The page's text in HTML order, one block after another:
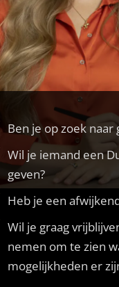
Ben je op zoek
Wil je iemand een
geven?
Heb je een
Wil je graag
nemen om te zien
mogelijkheden er